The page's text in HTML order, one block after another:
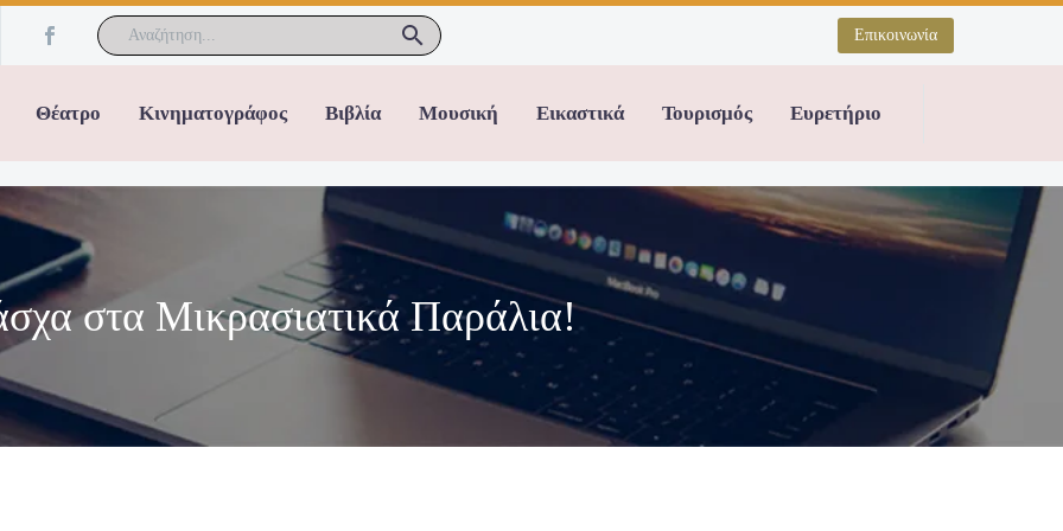
Επικοινωνία
Θέατρο Κινηματογράφος Βιβλία Μουσική Εικαστικά Τουρισμός Ευρετήριο
στα Μικρασιατικά Παράλια!